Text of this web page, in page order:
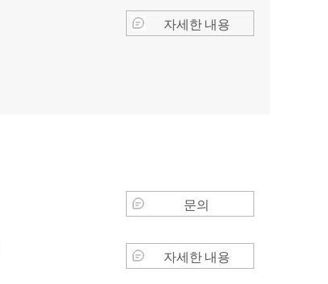
자세한 내용
문의
자세한 내용